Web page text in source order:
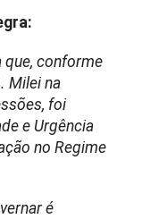
que, conforme
Milei na
foi
e Urgência
no Regime
é